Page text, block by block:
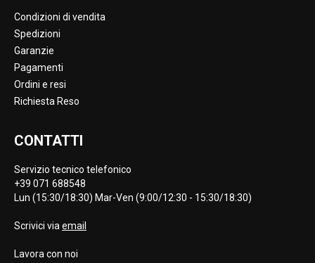
Condizioni di vendita
Spedizioni
Garanzie
Pagamenti
Ordini e resi
Richiesta Reso
CONTATTI
Servizio tecnico telefonico
+39 071 688548
Lun (15:30/18:30) Mar-Ven (9:00/12:30 - 15:30/18:30)
Scrivici via email
Lavora con noi